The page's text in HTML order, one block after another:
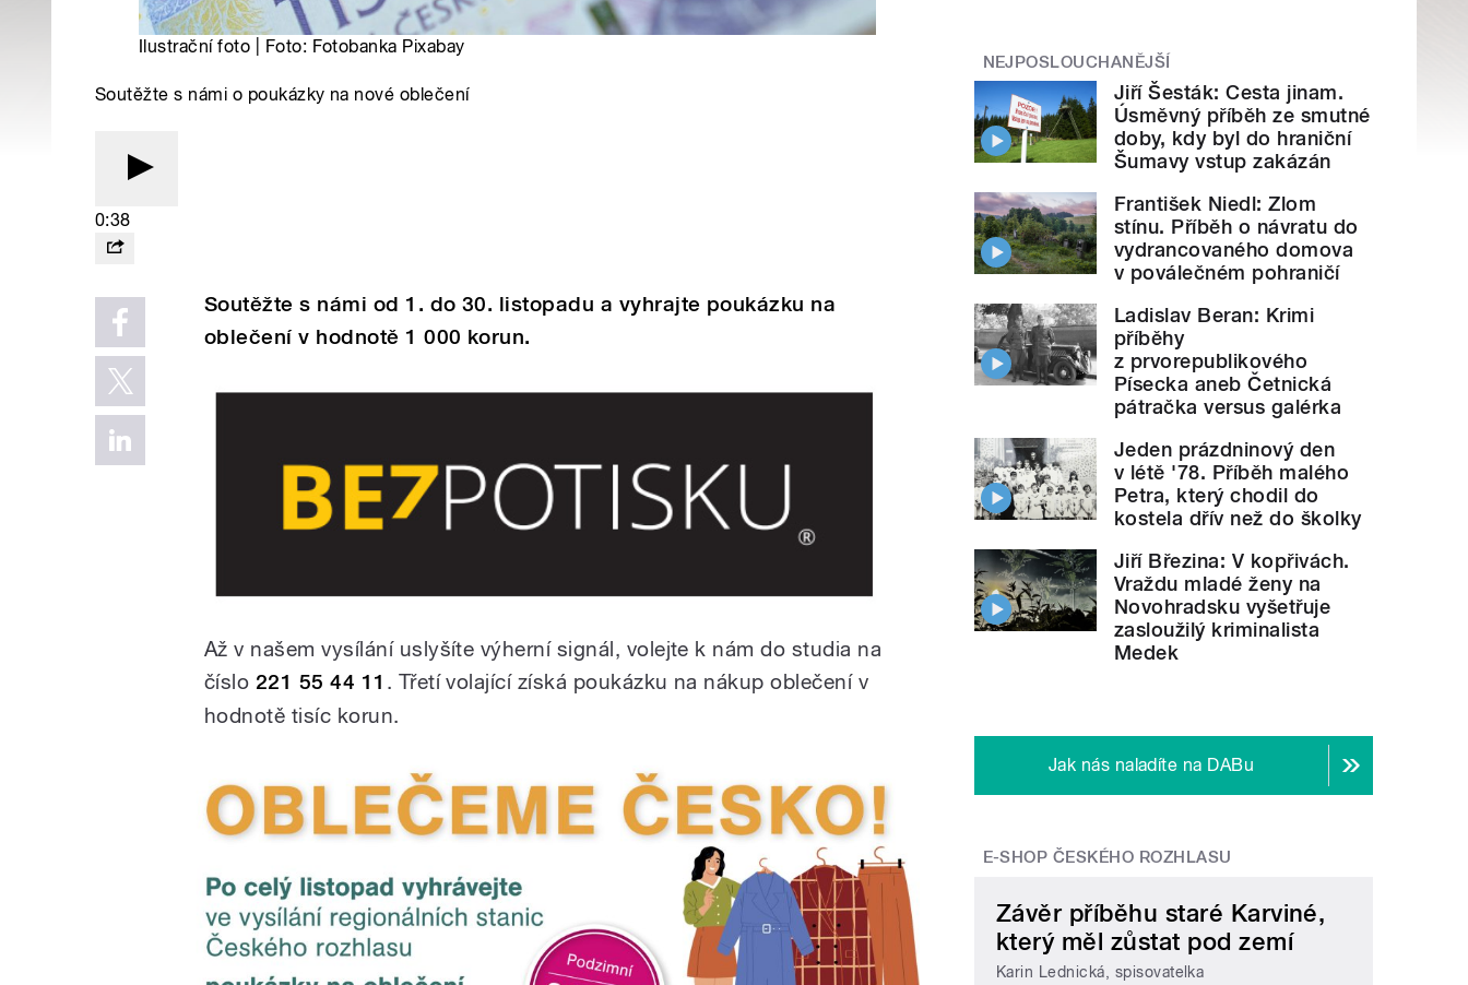
Ilustrační foto | Foto: Fotobanka Pixabay
Soutěžte s námi o poukázky na nové oblečení
0:38
Soutěžte s námi od 1. do 30. listopadu a vyhrajte poukázku na
oblečení v hodnotě 1 000 korun.
Až v našem vysílání uslyšíte výherní signál, volejte k nám do studia na
číslo 221 55 44 11 . Třetí volající získá poukázku na nákup oblečení v
hodnotě tisíc korun.
NEJPOSLOUCHANĚJŠÍ
Jiří Šesták: Cesta jinam.
Úsměvný příběh ze smutné
doby, kdy byl do hraniční
Šumavy vstup zakázán
František Niedl: Zlom
stínu. Příběh o návratu do
vydrancovaného domova
v poválečném pohraničí
Ladislav Beran: Krimi
příběhy
z prvorepublikového
Písecka aneb Četnická
pátračka versus galérka
Jeden prázdninový den
v létě '78. Příběh malého
Petra, který chodil do
kostela dřív než do školky
Jiří Březina: V kopřivách.
Vraždu mladé ženy na
Novohradsku vyšetřuje
zasloužilý kriminalista
Medek
Jak nás naladíte na DABu
E-SHOP ČESKÉHO ROZHLASU
Závěr příběhu staré Karviné,
který měl zůstat pod zemí
Karin Lednická, spisovatelka